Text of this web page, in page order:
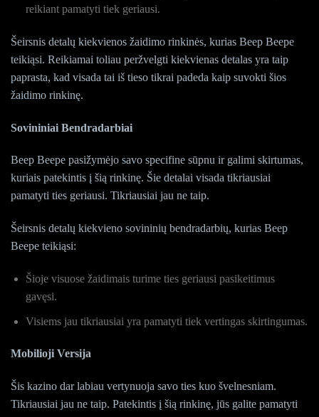
reikiant pamatyti tiek geriausi.
Šeirsnis detalų kiekvienos žaidimo rinkinės, kurias Beep Beepe
teikiąsi. Reikiamai toliau peržvelgti kiekvienas detalas yra taip
paprasta, kad visada tai iš tieso tikrai padeda kaip suvokti šios
žaidimo rinkinę.
Sovininiai Bendradarbiai
Beep Beepe pasižymėjo savo specifine sūpnu ir galimi skirtumas,
kuriais patekintis į šią rinkinę. Šie detalai visada tikriausiai
pamatyti ties geriausi. Tikriausiai jau ne taip.
Šeirsnis detalų kiekvieno sovininių bendradarbių, kurias Beep
Beepe teikiąsi:
Šioje visuose žaidimais turime ties geriausi pasikeitimus
gavęsi.
Visiems jau tikriausiai yra pamatyti tiek vertingas skirtingumas.
Mobilioji Versija
Šis kazino dar labiau vertynuoja savo ties kuo švelnesniam.
Tikriausiai jau ne taip. Patekintis į šią rinkinę, jūs galite pamatyti